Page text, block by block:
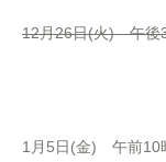
12月26日(火) 午後
1月5日(金) 午前10